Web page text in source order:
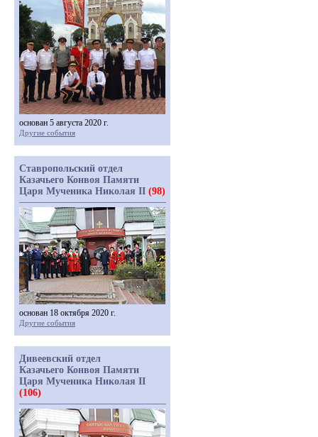
основан 5 августа 2020 г.
Другие события
Ставропольский отдел
Казачьего Конвоя Памяти
Царя Мученика Николая II (98)
основан 18 октября 2020 г.
Другие события
Дивеевский отдел
Казачьего Конвоя Памяти
Царя Мученика Николая II
(106)